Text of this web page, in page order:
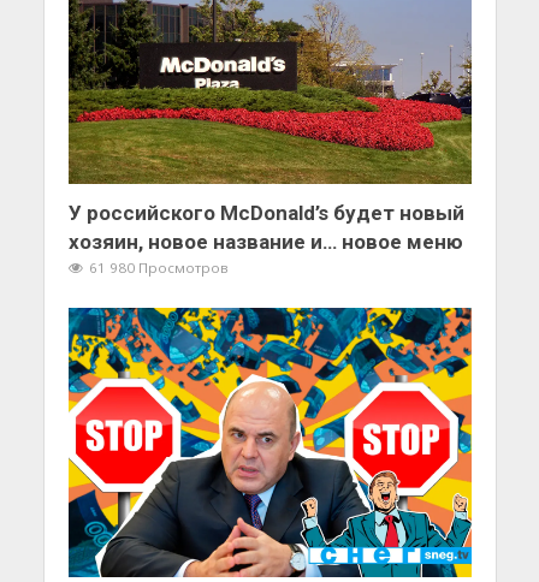
У российского McDonald’s будет новый
хозяин, новое название и… новое меню
61 980 Просмотров